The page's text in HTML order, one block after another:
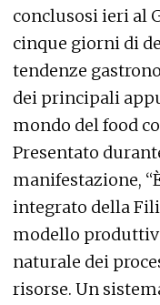
conclusosi ieri al
cinque giorni di
tendenze
dei principali
mondo del food
Presentato
manifestazione,
integrato della
modello
naturale dei
risorse. Un